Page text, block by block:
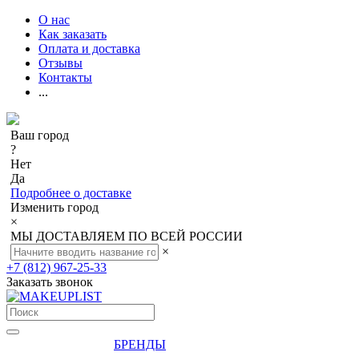
О нас
Как заказать
Оплата и доставка
Отзывы
Контакты
...
Ваш город
?
Нет
Да
Подробнее о доставке
Изменить город
×
МЫ ДОСТАВЛЯЕМ ПО ВСЕЙ РОССИИ
×
+7 (812) 967-25-33
Заказать звонок
БРЕНДЫ